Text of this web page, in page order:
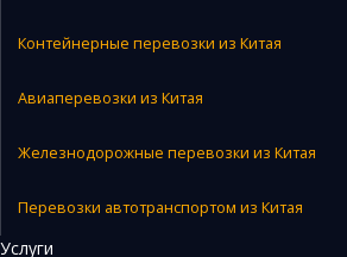
Контейнерные перевозки из Китая
Авиаперевозки из Китая
Железнодорожные перевозки из Китая
Перевозки автотранспортом из Китая
Услуги